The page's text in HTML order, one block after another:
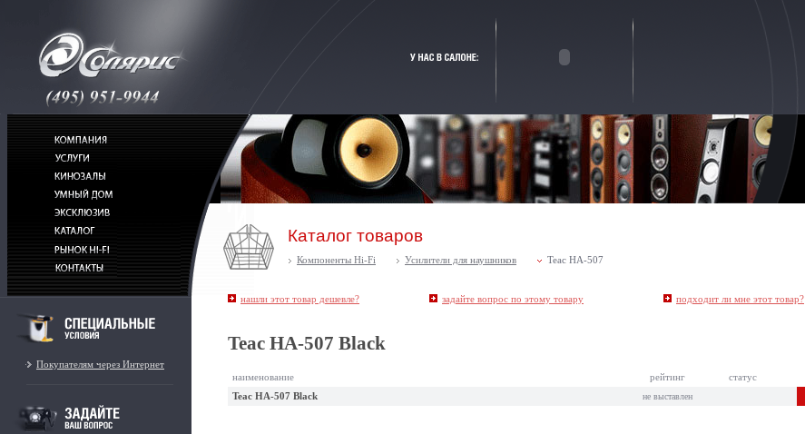
Покупателям через Интернет
Каталог товаров
Компоненты Hi-Fi Усилители для наушников Teac HA-507
нашли этот товар дешевле? задайте вопрос по этому товару подходит ли мне этот товар?
Teac HA-507 Black
наименование рейтинг статус
Teac HA-507 Black
не выставлен